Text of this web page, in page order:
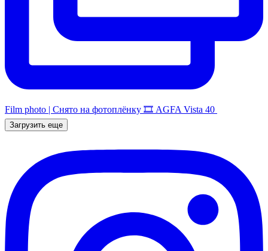
Film photo | Снято на фотоплёнку 🎞️ AGFA Vista 40
Загрузить еще